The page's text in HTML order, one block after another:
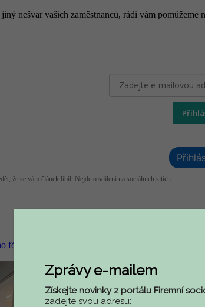
nešvar vašich zaměstnanců, rádi vám pomůžeme
že se vám článek líbil. Nejde o sdílení na sociálních sítích.
fóra
Zprávy e-mailem
Získejte novinky z portálu Firemní
zadejte svou adresu: